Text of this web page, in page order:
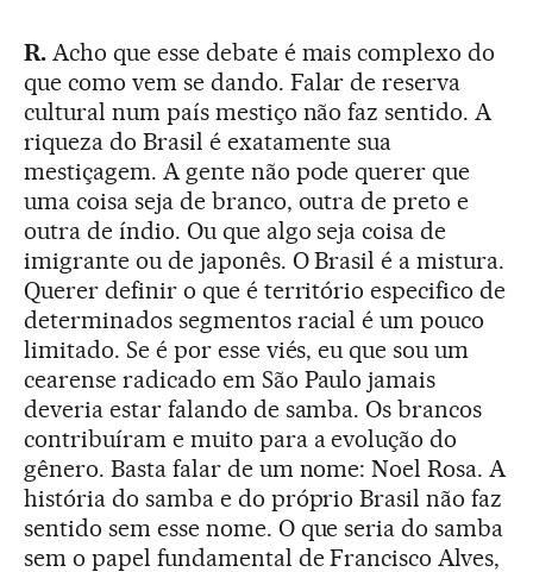
R.Acho que esse debate é mais complexo do
que como vem se dando. Falar de reserva
cultural num país mestiço não faz sentido. A
riqueza do Brasil é exatamente sua
mestiçagem. A gente não pode querer que
uma coisa seja de branco, outra de preto e
outra de índio. Ou que algo seja coisa de
imigrante ou de japonês. O Brasil é a mistura.
Querer definir o que é território especifico de
determinados segmentos racial é um pouco
limitado. Se é por esse viés, eu que sou um
cearense radicado em São Paulo jamais
deveria estar falando de samba. Os brancos
contribuíram e muito para a evolução do
gênero. Basta falar de um nome: Noel Rosa. A
história do samba e do próprio Brasil não faz
sentido sem esse nome. O que seria do samba
sem o papel fundamental de Francisco Alves,